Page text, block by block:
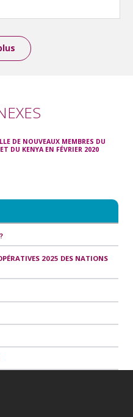
DE NOUVEAUX MEMBRES DU
DU KENYA EN FÉVRIER 2020
2025 DES NATIONS